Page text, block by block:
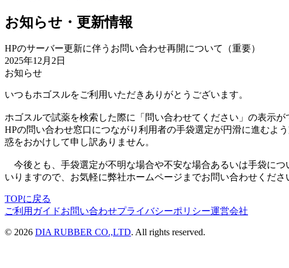
お知らせ・更新情報
HPのサーバー更新に伴うお問い合わせ再開について（重要）
2025年12月2日
お知らせ
いつもホゴスルをご利用いただきありがとうございます。
ホゴスルで試薬を検索した際に「問い合わせてください」の表示
HPの問い合わせ窓口につながり利用者の手袋選定が円滑に進むよ
惑をおかけして申し訳ありません。
今後とも、手袋選定が不明な場合や不安な場合あるいは手袋に
いりますので、お気軽に弊社ホームページまでお問い合わせくださ
TOPに戻る
ご利用ガイドお問い合わせプライバシーポリシー運営会社
© 2026 DIA RUBBER CO.,LTD. All rights reserved.